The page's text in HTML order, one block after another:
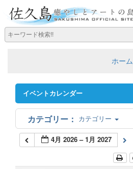
ホーム
イベントカレンダー
カテゴリー
4月 2026 – 1月 2027